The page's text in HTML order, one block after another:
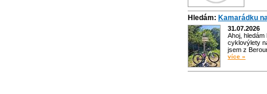
Hledám: Kamarádku
31.07.2026
Ahoj,
cyklovýlety
jsem z
více »